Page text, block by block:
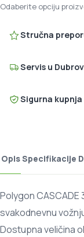
Odaberite opciju
Stručna
Servis u
Sigurna kupnja
OpisSpecifikacije
Polygon CASCADE
svakodnevnu
Dostupna veličina